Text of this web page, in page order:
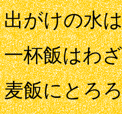
出がけの水
一杯飯はわ
麦飯にとろ